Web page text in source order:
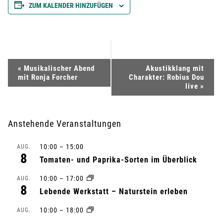
ZUM KALENDER HINZUFÜGEN
e
a
« Musikalischer Abend
mit Ronja Forcher
Akustikklang mit
Charakter: Robius Dou
live »
Anstehende Veranstaltungen
AUG.
8
10:00 – 15:00
Tomaten- und Paprika-Sorten im Überblick
AUG.
8
10:00 – 17:00
Lebende Werkstatt – Naturstein erleben
AUG. 10:00 – 18:00